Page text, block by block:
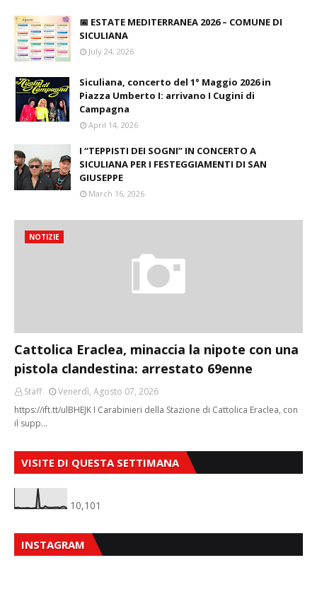
📅 ESTATE MEDITERRANEA 2026 – COMUNE DI
SICULIANA
July 24, 2026
Siculiana, concerto del 1° Maggio 2026 in
Piazza Umberto I: arrivano I Cugini di
Campagna
April 14, 2026
I “TEPPISTI DEI SOGNI” IN CONCERTO A
SICULIANA PER I FESTEGGIAMENTI DI SAN
GIUSEPPE
March 16, 2026
NOTIZIE
Cattolica Eraclea, minaccia la nipote con una
pistola clandestina: arrestato 69enne
Staff
Venerdì, Agosto 07, 2026
https://ift.tt/ulBHEJK I Carabinieri della Stazione di Cattolica Eraclea, con
il supp…
VISITE DI QUESTA SETTIMANA
10,101
INSTAGRAM